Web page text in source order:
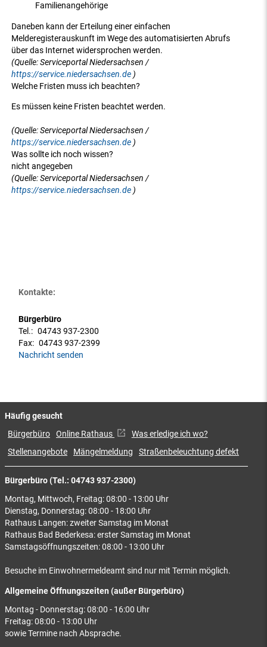
Familienangehörige
Daneben kann der Erteilung einer einfachen
Melderegisterauskunft im Wege des automatisierten Abrufs
über das Internet widersprochen werden.
(Quelle: Serviceportal Niedersachsen /
https://service.niedersachsen.de )
Welche Fristen muss ich beachten?
Es müssen keine Fristen beachtet werden.
(Quelle: Serviceportal Niedersachsen /
https://service.niedersachsen.de )
Was sollte ich noch wissen?
nicht angegeben
(Quelle: Serviceportal Niedersachsen /
https://service.niedersachsen.de )
Kontakte:
Bürgerbüro
Tel.: 04743 937-2300
Fax: 04743 937-2399
Nachricht senden
Bürgerbüro (Tel.: 04743 937-2300)
Montag, Mittwoch, Freitag: 08:00 - 13:00 Uhr
Dienstag, Donnerstag: 08:00 - 18:00 Uhr
Rathaus Langen: zweiter Samstag im Monat
Rathaus Bad Bederkesa: erster Samstag im Monat
Samstagsöffnungszeiten: 08:00 - 13:00 Uhr
Besuche im Einwohnermeldeamt sind nur mit Termin möglich.
Allgemeine Öffnungszeiten (außer Bürgerbüro)
Montag - Donnerstag: 08:00 - 16:00 Uhr
Freitag: 08:00 - 13:00 Uhr
sowie Termine nach Absprache.
Häufig gesucht
Bürgerbüro Online Rathaus
Was erledige ich wo?
Stellenangebote
Mängelmeldung Straßenbeleuchtung defekt